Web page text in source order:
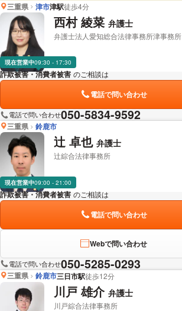
三重県
津市津駅徒歩4分
西村 綾菜 弁護士
弁護士法人愛知総合法律事務所津事務所
現在営業中09:30 - 17:30
詐欺被害・消費者被害 のご相談は
電話で問い合わせ
電話で問い合わせ050-5834-9592
三重県 鈴鹿市
辻 卓也 弁護士
辻綜合法律事務所
現在営業中09:00 - 21:00
詐欺被害・消費者被害 のご相談は
電話で問い合わせ
Webで問い合わせ
電話で問い合わせ050-5285-0293
三重県 鈴鹿市三日市駅徒歩12分
川戸 雄介 弁護士
川戸綜合法律事務所